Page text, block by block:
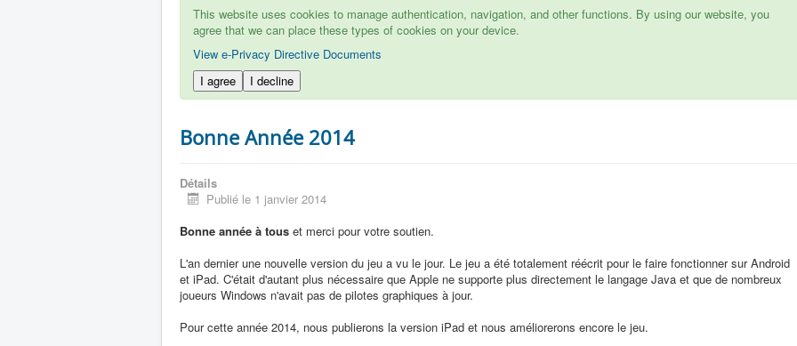
This website uses cookies to manage authentication, navigation, and other functions. By using our website, you
agree that we can place these types of cookies on your device.
View e-Privacy Directive Documents
I agree
I decline
Bonne Année 2014
Détails
Publié le 1 janvier 2014
Bonne année à tous et merci pour votre soutien.
L'an dernier une nouvelle version du jeu a vu le jour. Le jeu a été totalement réécrit pour le faire fonctionner sur Android
et iPad. C'était d'autant plus nécessaire que Apple ne supporte plus directement le langage Java et que de nombreux
joueurs Windows n'avait pas de pilotes graphiques à jour.
Pour cette année 2014, nous publierons la version iPad et nous améliorerons encore le jeu.